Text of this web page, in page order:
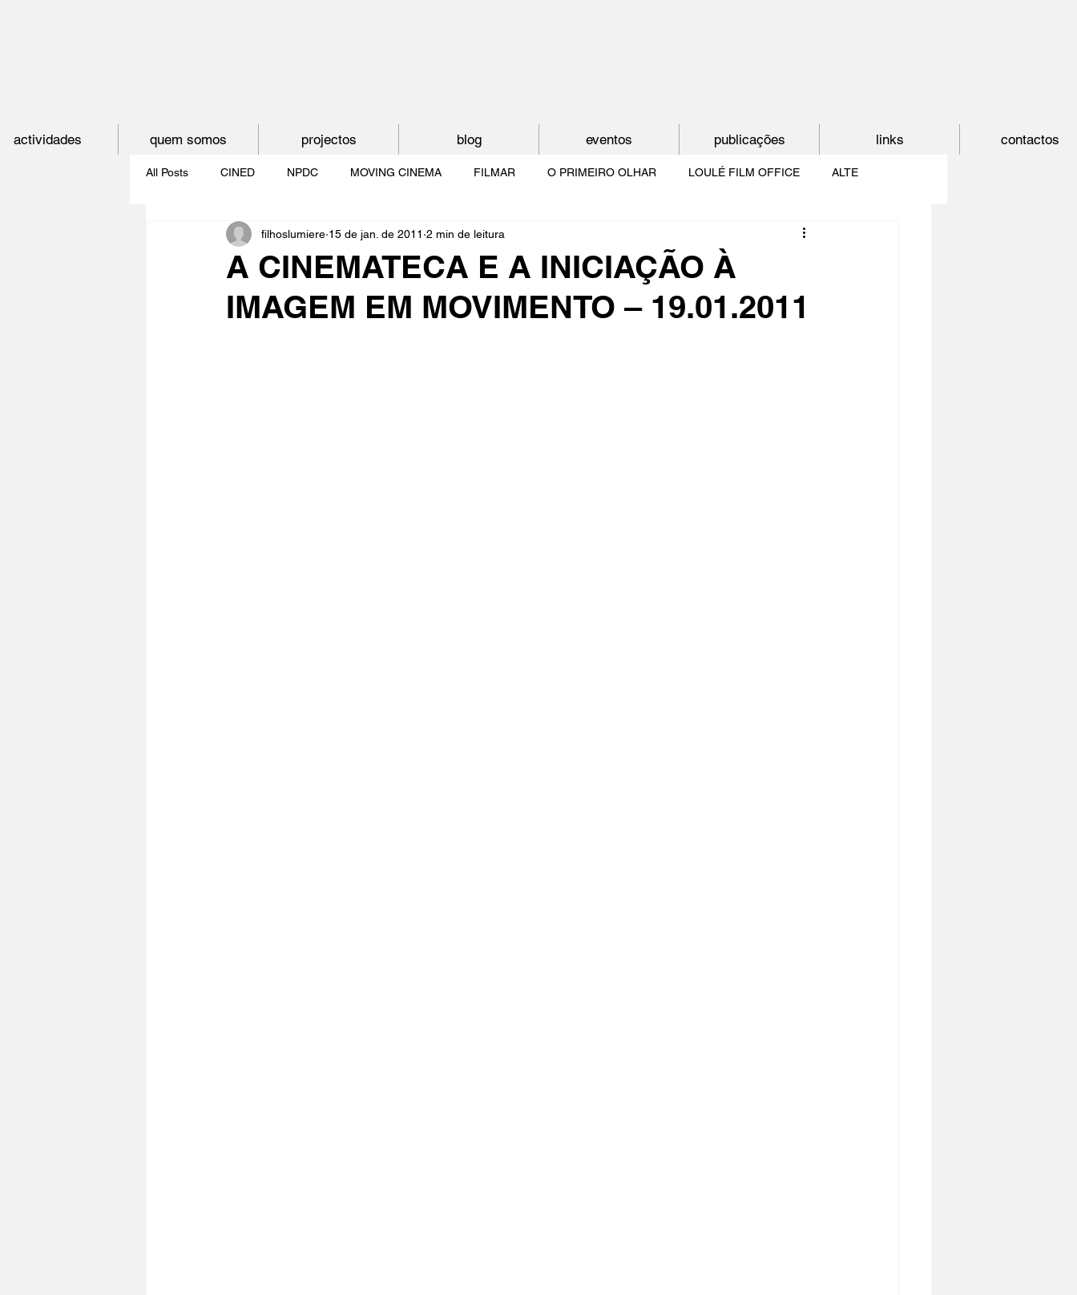
All Posts CINED NPDC MOVING CINEMA FILMAR O PRIMEIRO OLHAR LOULÉ FILM OFFICE ALTE
O CINEMA, CEM ANOS DE JUVENTUDE O MUNDO À NOSSA VOLTA SHORTCUT
CINECLUBE DAS GAIVOTAS O CINEMA POR DENTRO CRESCER COM O CINEMA NO PAÍS DO CINEMA
A CINEMATECA E A INICIAÇÃO À
IMAGEM EM MOVIMENTO – 19.01.2011
filhoslumiere 15 de jan. de 2011 2 min de leitura
actividades quem somos projectos blog eventos publicações links contactos